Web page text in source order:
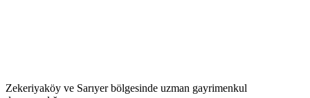
Zekeriyaköy ve Sarıyer bölgesinde uzman gayrimenkul